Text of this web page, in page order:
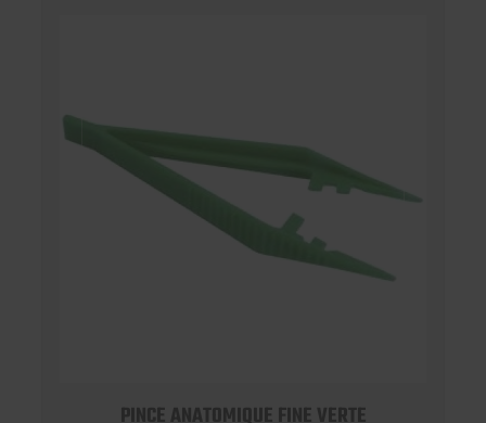
PINCE ANATOMIQUE FINE VERTE